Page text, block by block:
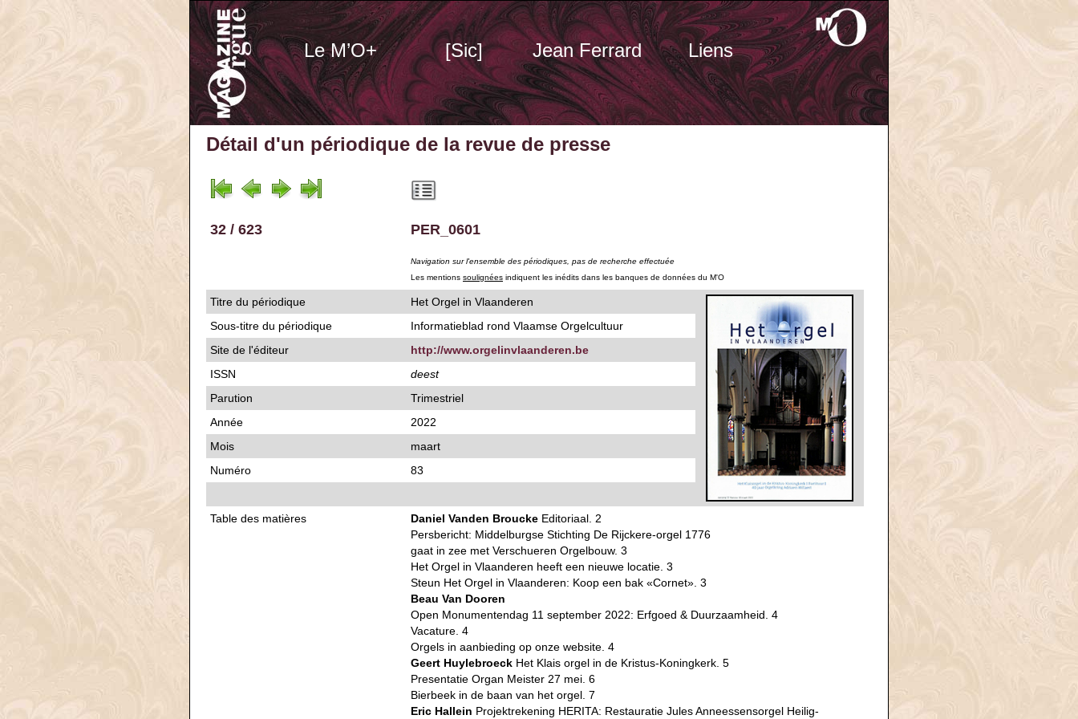
Le M’O+ [Sic] Jean Ferrard Liens
Détail d'un périodique de la revue de presse
32 / 623 PER_0601
Navigation sur l'ensemble des périodiques, pas de recherche effectuée
Les mentions soulignées indiquent les inédits dans les banques de données du M'O
Titre du périodique
Het Orgel in Vlaanderen
Sous-titre du périodique
Informatieblad rond Vlaamse Orgelcultuur
Site de l'éditeur
http://www.orgelinvlaanderen.be
ISSN
deest
Parution
Trimestriel
Année
2022
Mois
maart
Numéro
83
Table des matières Daniel Vanden Broucke Editoriaal. 2
Persbericht: Middelburgse Stichting De Rijckere-orgel 1776
gaat in zee met Verschueren Orgelbouw. 3
Het Orgel in Vlaanderen heeft een nieuwe locatie. 3
Steun Het Orgel in Vlaanderen: Koop een bak «Cornet». 3
Beau Van Dooren
Open Monumentendag 11 september 2022: Erfgoed & Duurzaamheid. 4
Vacature. 4
Orgels in aanbieding op onze website. 4
Geert Huylebroeck Het Klais orgel in de Kristus-Koningkerk. 5
Presentatie Organ Meister 27 mei. 6
Bierbeek in de baan van het orgel. 7
Eric Hallein Projektrekening HERITA: Restauratie Jules Anneessensorgel Heilig-